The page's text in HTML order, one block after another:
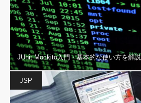
JUnit Mockito入門・基本的な使い方を解説
JSP